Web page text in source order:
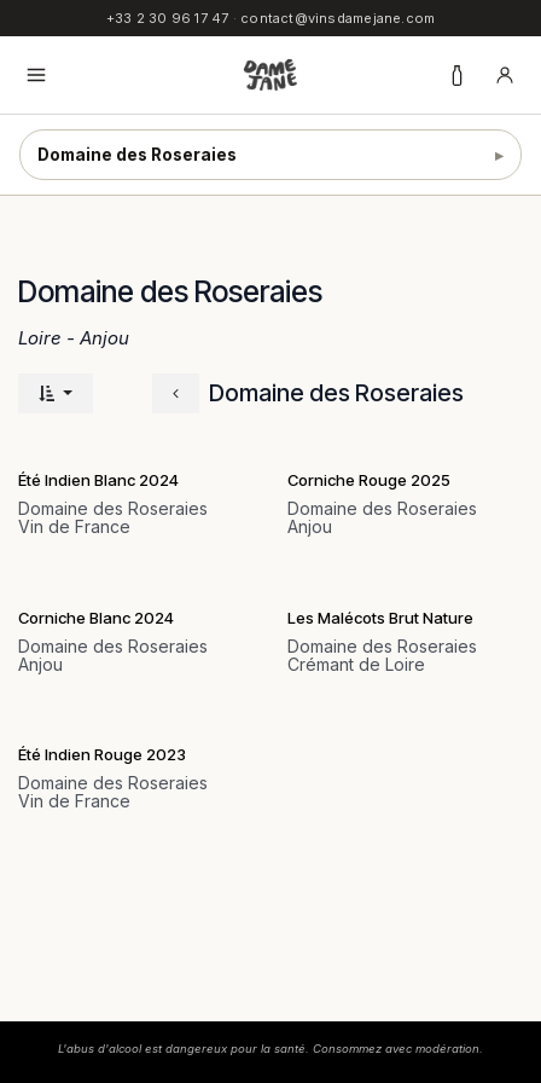
+33 2 30 96 17 47 · contact@vinsdamejane.com
Domaine des Roseraies ▸
Domaine des Roseraies
Loire - Anjou
Domaine des Roseraies
Été Indien Blanc 2024
Domaine des Roseraies
Vin de France
Corniche Rouge 2025
Domaine des Roseraies
Anjou
Corniche Blanc 2024
Domaine des Roseraies
Anjou
Les Malécots Brut Nature
Domaine des Roseraies
Crémant de Loire
Été Indien Rouge 2023
Domaine des Roseraies
Vin de France
L'abus d'alcool est dangereux pour la santé. Consommez avec modération.